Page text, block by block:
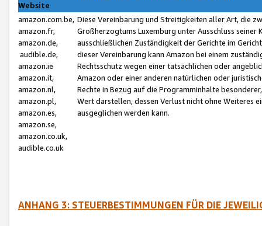
Website
amazon.com.be,
amazon.fr,
amazon.de,
audible.de,
amazon.ie
amazon.it,
amazon.nl,
amazon.pl,
amazon.es,
amazon.se,
amazon.co.uk,
audible.co.uk
Diese Vereinbarung und Streitigkeiten aller Art, die
Großherzogtums Luxemburg unter Ausschluss
ausschließlichen Zuständigkeit der Gerichte im
dieser Vereinbarung kann Amazon bei einem
Rechtsschutz wegen einer tatsächlichen oder
Amazon oder einer anderen natürlichen oder
Rechte in Bezug auf die Programminhalte
Wert darstellen, dessen Verlust nicht ohne Weiteres
ausgeglichen werden kann.
ANHANG 3: STEUERBESTIMMUNGEN FÜR DIE